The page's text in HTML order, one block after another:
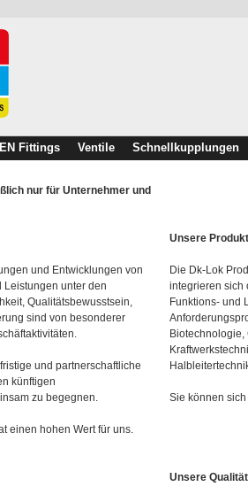
Fittings Ventile Schnellkupplungen
nur für Unternehmer und
und Entwicklungen von
Leistungen unter den
Qualitätsbewusstsein,
sind von besonderer
und partnerschaftliche
künftigen
zu begegnen.
einen hohen Wert für uns.
Unsere
Die Dk-Lok
integrieren sich
Funktions- und
Sie können
Unsere Qualität